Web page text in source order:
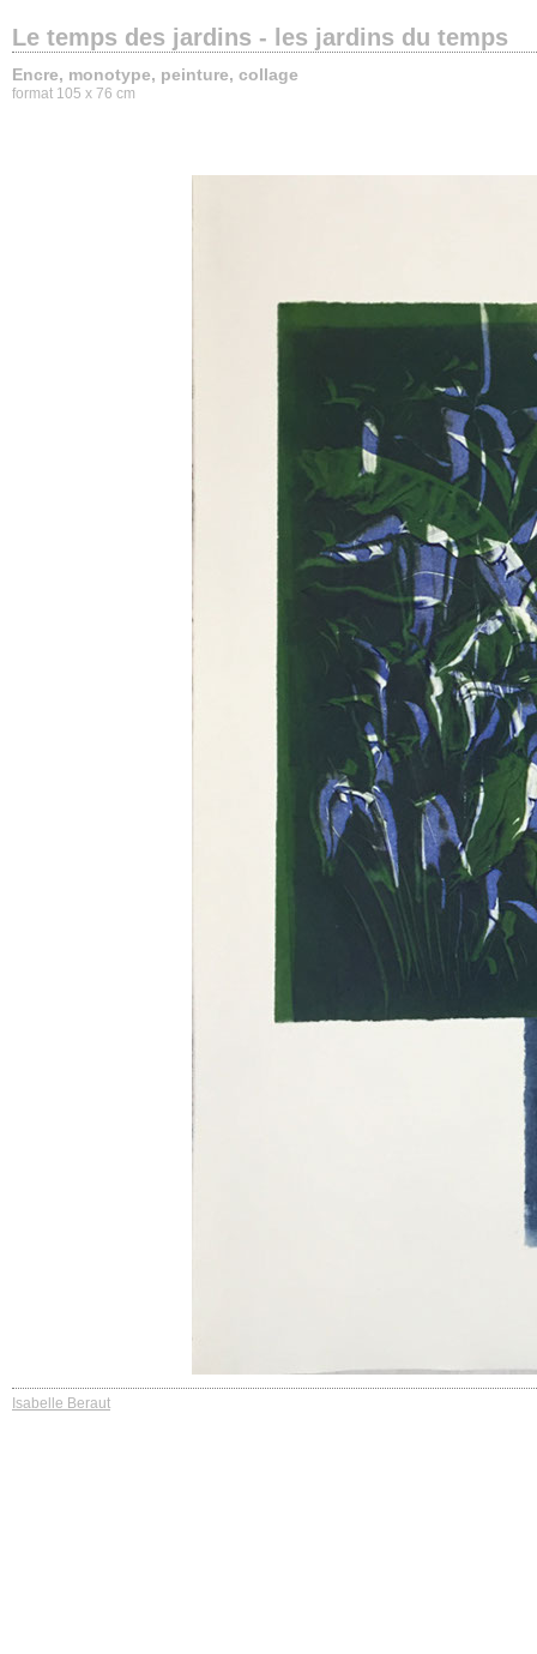
Le temps des jardins - les jardins du temps
Encre, monotype, peinture, collage
format 105 x 76 cm
Isabelle Beraut